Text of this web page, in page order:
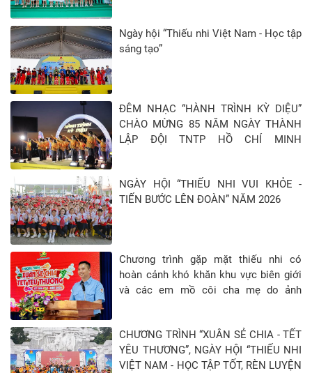
Ngày hội “Thiếu nhi Việt Nam - Học tập
sáng tạo”
ĐÊM NHẠC “HÀNH TRÌNH KỲ DIỆU”
CHÀO MỪNG 85 NĂM NGÀY THÀNH
LẬP ĐỘI TNTP HỒ CHÍ MINH
NGÀY HỘI “THIẾU NHI VUI KHỎE -
TIẾN BƯỚC LÊN ĐOÀN” NĂM 2026
Chương trình gặp mặt thiếu nhi có
hoàn cảnh khó khăn khu vực biên giới
và các em mồ côi cha mẹ do ảnh
chia - Tết yêu thương” năm 2026
CHƯƠNG TRÌNH “XUÂN SẺ CHIA - TẾT
YÊU THƯƠNG”, NGÀY HỘI “THIẾU NHI
VIỆT NAM - HỌC TẬP TỐT, RÈN LUYỆN